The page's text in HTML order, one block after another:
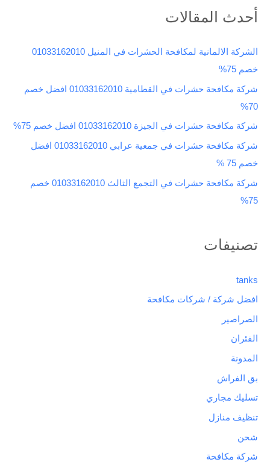
ب
ح
:
أحدث المقالات
الشركة الالمانية لمكافحة الحشرات في المنيل 01033162010
خصم 75%
شركة مكافحة حشرات في القطامية 01033162010 افضل خصم
70%
شركة مكافحة حشرات في الجيزة 01033162010 افضل خصم 75%
شركة مكافحة حشرات في جمعية عرابي 01033162010 افضل
خصم 75 %
شركة مكافحة حشرات في التجمع الثالث 01033162010 خصم
75%
تصنيفات
tanks
افضل شركة / شركات مكافحة
الصراصير
الفئران
المدونة
بق الفراش
تسليك مجاري
تنظيف منازل
شحن
شركة مكافحة